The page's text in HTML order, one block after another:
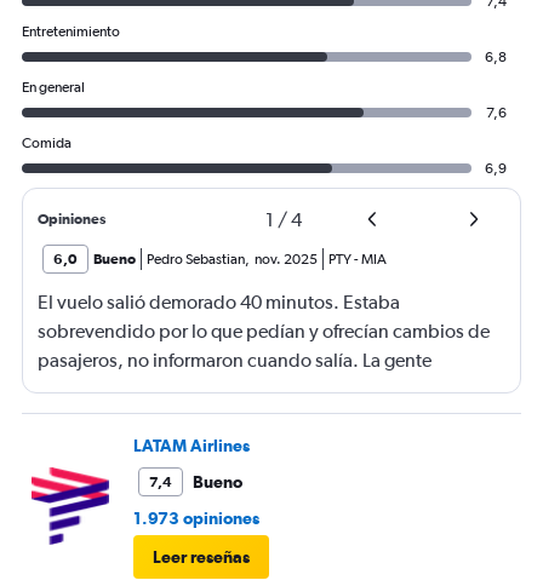
Entretenimiento
6,8
En general
7,6
Comida
6,9
Opiniones 1 /4
6,0 Bueno Pedro Sebastian, nov. 2025 PTY-MIA
El vuelo salió demorado 40 minutos. Estaba
sobrevendido por lo que pedían y ofrecían cambios de
pasajeros, no informaron cuando salía. La gente
haciendo filas larguísimas para no quedarse sin viajar.
Mucha maleta de mano no había lugar. En mi caso se
terminó la comida me ofrecieron un solo menú.
LATAM Airlines
7,4
Bueno
1.973 opiniones
Leer reseñas